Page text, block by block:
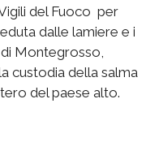
del Fuoco per
dalle lamiere e i
Montegrosso,
custodia della salma
del paese alto.